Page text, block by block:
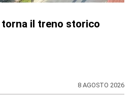
TERRITORIO
rinasce con 600
corso a fine settembre